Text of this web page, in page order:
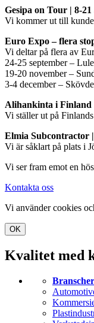
Gesipa on Tour | 8-21
Vi kommer ut till
Euro Expo – flera
Vi deltar på flera av
24-25 september –
19-20 november –
3-4 december – Skövde
Alihankinta i Finland
Vi ställer ut på
Elmia Subcontractor
Vi är såklart på plats i
Vi ser fram emot en
Kontakta oss
Vi använder cookies
OK
Kvalitet med
Branscher